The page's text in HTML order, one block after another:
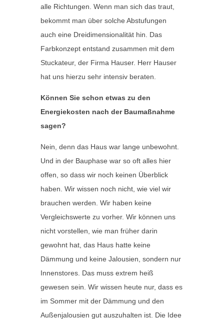
alle Richtungen. Wenn man sich das traut,
bekommt man über solche Abstufungen
auch eine Dreidimensionalität hin. Das
Farbkonzept entstand zusammen mit dem
Stuckateur, der Firma Hauser. Herr Hauser
hat uns hierzu sehr intensiv beraten.
Können Sie schon etwas zu den
Energiekosten nach der Baumaßnahme
sagen?
Nein, denn das Haus war lange unbewohnt.
Und in der Bauphase war so oft alles hier
offen, so dass wir noch keinen Überblick
haben. Wir wissen noch nicht, wie viel wir
brauchen werden. Wir haben keine
Vergleichswerte zu vorher. Wir können uns
nicht vorstellen, wie man früher darin
gewohnt hat, das Haus hatte keine
Dämmung und keine Jalousien, sondern nur
Innenstores. Das muss extrem heiß
gewesen sein. Wir wissen heute nur, dass es
im Sommer mit der Dämmung und den
Außenjalousien gut auszuhalten ist. Die Idee